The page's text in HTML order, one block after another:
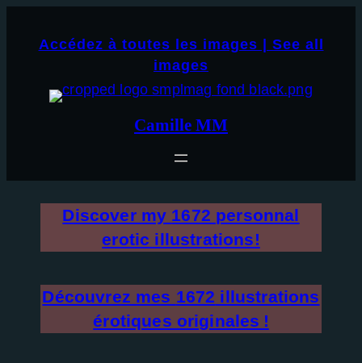
Accédez à toutes les images | See all
images
Camille MM
Discover my 1672 personnal
erotic illustrations!
Découvrez mes 1672 illustrations
érotiques originales !